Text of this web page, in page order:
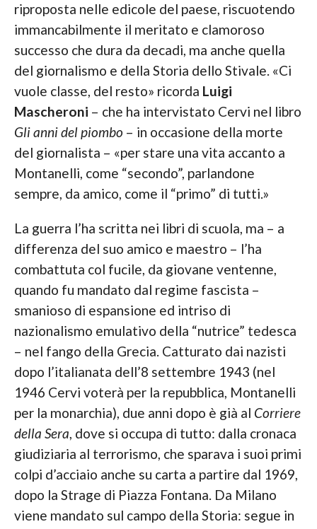
riproposta nelle edicole del paese, riscuotendo
immancabilmente il meritato e clamoroso
successo che dura da decadi, ma anche quella
del giornalismo e della Storia dello Stivale. «Ci
vuole classe, del resto» ricorda Luigi
Mascheroni – che ha intervistato Cervi nel libro
Gli anni del piombo – in occasione della morte
del giornalista – «per stare una vita accanto a
Montanelli, come “secondo”, parlandone
sempre, da amico, come il “primo” di tutti.»
La guerra l’ha scritta nei libri di scuola, ma – a
differenza del suo amico e maestro – l’ha
combattuta col fucile, da giovane ventenne,
quando fu mandato dal regime fascista –
smanioso di espansione ed intriso di
nazionalismo emulativo della “nutrice” tedesca
– nel fango della Grecia. Catturato dai nazisti
dopo l’italianata dell’8 settembre 1943 (nel
1946 Cervi voterà per la repubblica, Montanelli
per la monarchia), due anni dopo è già al Corriere
della Sera, dove si occupa di tutto: dalla cronaca
giudiziaria al terrorismo, che sparava i suoi primi
colpi d’acciaio anche su carta a partire dal 1969,
dopo la Strage di Piazza Fontana. Da Milano
viene mandato sul campo della Storia: segue in